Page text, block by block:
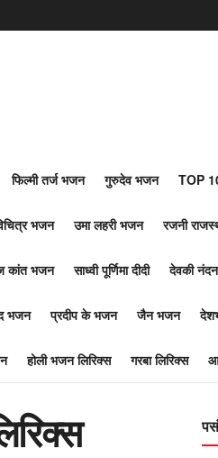
फिल्मी तर्ज भजन गुरुदेव भजन TOP
भजन उमा लहरी भजन रजनी
कांत भजन साध्वी पूर्णिमा दीदी देवकी
भजन प्रदीप के भजन जैन भजन
होली भजन लिरिक्स गरबा लिरिक्स